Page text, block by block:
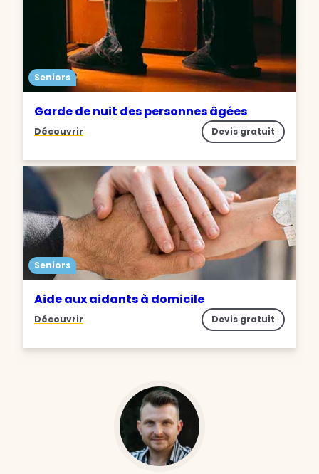
Seniors
Garde de nuit des personnes âgées
Découvrir Devis gratuit
Seniors
Aide aux aidants à domicile
Découvrir Devis gratuit